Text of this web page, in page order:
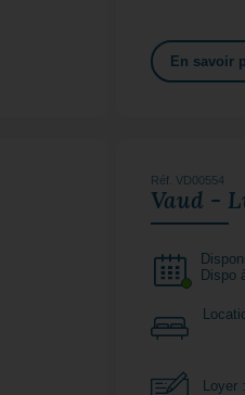
En savoir
Réf. VD00554
Vaud -
Dispo